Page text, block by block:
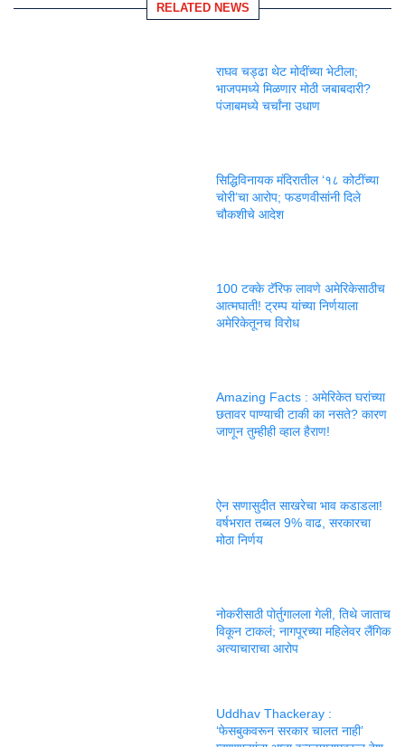
RELATED NEWS
राघव चड्ढा थेट मोदींच्या भेटीला;
भाजपमध्ये मिळणार मोठी जबाबदारी?
पंजाबमध्ये चर्चांना उधाण
सिद्धिविनायक मंदिरातील ‘१८ कोटींच्या
चोरी’चा आरोप; फडणवीसांनी दिले
चौकशीचे आदेश
100 टक्के टॅरिफ लावणे अमेरिकेसाठीच
आत्मघाती! ट्रम्प यांच्या निर्णयाला
अमेरिकेतूनच विरोध
Amazing Facts : अमेरिकेत घरांच्या
छतावर पाण्याची टाकी का नसते? कारण
जाणून तुम्हीही व्हाल हैराण!
ऐन सणासुदीत साखरेचा भाव कडाडला!
वर्षभरात तब्बल 9% वाढ, सरकारचा
मोठा निर्णय
नोकरीसाठी पोर्तुगालला गेली, तिथे जाताच
विकून टाकलं; नागपूरच्या महिलेवर लैंगिक
अत्याचाराचा आरोप
Uddhav Thackeray :
‘फेसबुकवरून सरकार चालत नाही’